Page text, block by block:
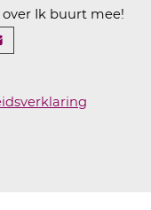
Ik buurt mee!